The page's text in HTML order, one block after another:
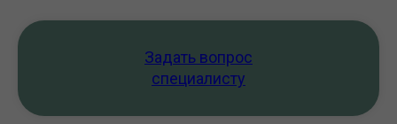
Задать вопрос
специалисту